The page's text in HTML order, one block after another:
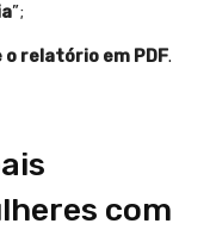
”;
o relatório em PDF.
com